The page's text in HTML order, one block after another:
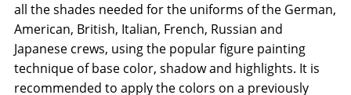
all the shades needed for the uniforms of the German,
American, British, Italian, French, Russian and
Japanese crews, using the popular figure painting
technique of base color, shadow and highlights. It is
recommended to apply the colors on a previously